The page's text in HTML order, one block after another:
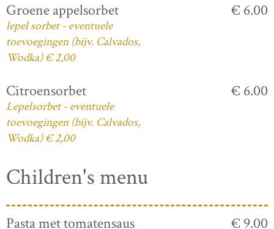
Groene appelsorbet
lepel sorbet - eventuele
toevoegingen (bijv. Calvados,
Wodka) € 2,00
€ 6.00
Citroensorbet
Lepelsorbet - eventuele
toevoegingen (bijv. Calvados,
Wodka) € 2,00
€ 6.00
Children's menu
Pasta met tomatensaus € 9.00